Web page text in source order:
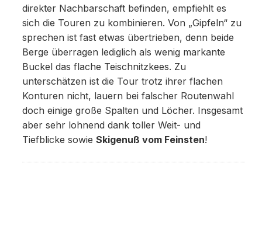
direkter Nachbarschaft befinden, empfiehlt es
sich die Touren zu kombinieren. Von „Gipfeln“ zu
sprechen ist fast etwas übertrieben, denn beide
Berge überragen lediglich als wenig markante
Buckel das flache Teischnitzkees. Zu
unterschätzen ist die Tour trotz ihrer flachen
Konturen nicht, lauern bei falscher Routenwahl
doch einige große Spalten und Löcher. Insgesamt
aber sehr lohnend dank toller Weit- und
Tiefblicke sowie Skigenuß vom Feinsten!